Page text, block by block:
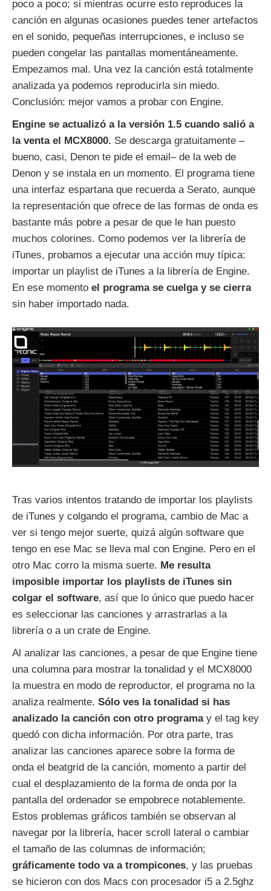
poco a poco; si mientras ocurre esto reproduces la
canción en algunas ocasiones puedes tener artefactos
en el sonido, pequeñas interrupciones, e incluso se
pueden congelar las pantallas momentáneamente.
Empezamos mal. Una vez la canción está totalmente
analizada ya podemos reproducirla sin miedo.
Conclusión: mejor vamos a probar con Engine.
Engine se actualizó a la versión 1.5 cuando salió a
la venta el MCX8000. Se descarga gratuitamente –
bueno, casi, Denon te pide el email– de la web de
Denon y se instala en un momento. El programa tiene
una interfaz espartana que recuerda a Serato, aunque
la representación que ofrece de las formas de onda es
bastante más pobre a pesar de que le han puesto
muchos colorines. Como podemos ver la librería de
iTunes, probamos a ejecutar una acción muy típica:
importar un playlist de iTunes a la librería de Engine.
En ese momento el programa se cuelga y se cierra
sin haber importado nada.
Tras varios intentos tratando de importar los playlists
de iTunes y colgando el programa, cambio de Mac a
ver si tengo mejor suerte, quizá algún software que
tengo en ese Mac se lleva mal con Engine. Pero en el
otro Mac corro la misma suerte. Me resulta
imposible importar los playlists de iTunes sin
colgar el software, así que lo único que puedo hacer
es seleccionar las canciones y arrastrarlas a la
librería o a un crate de Engine.
Al analizar las canciones, a pesar de que Engine tiene
una columna para mostrar la tonalidad y el MCX8000
la muestra en modo de reproductor, el programa no la
analiza realmente. Sólo ves la tonalidad si has
analizado la canción con otro programay el tag key
quedó con dicha información. Por otra parte, tras
analizar las canciones aparece sobre la forma de
onda el beatgrid de la canción, momento a partir del
cual el desplazamiento de la forma de onda por la
pantalla del ordenador se empobrece notablemente.
Estos problemas gráficos también se observan al
navegar por la librería, hacer scroll lateral o cambiar
el tamaño de las columnas de información;
gráficamente todo va a trompicones, y las pruebas
se hicieron con dos Macs con procesador i5 a 2.5ghz